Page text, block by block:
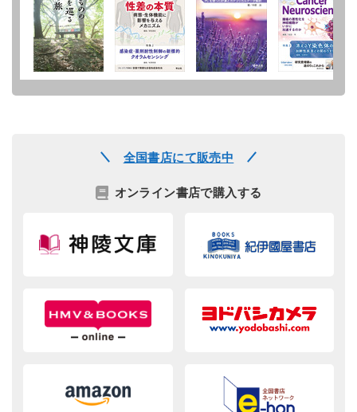
全国書店にて販売中
オンライン書店で購入する